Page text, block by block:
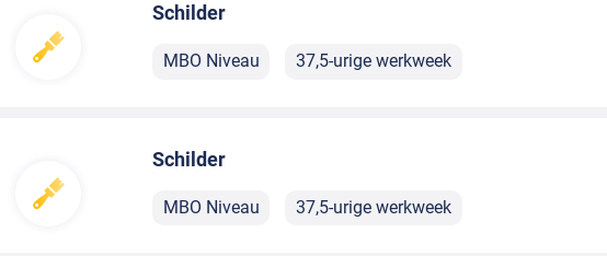
Schilder
MBO Niveau 37,5-urige werkweek
Schilder
MBO Niveau 37,5-urige werkweek